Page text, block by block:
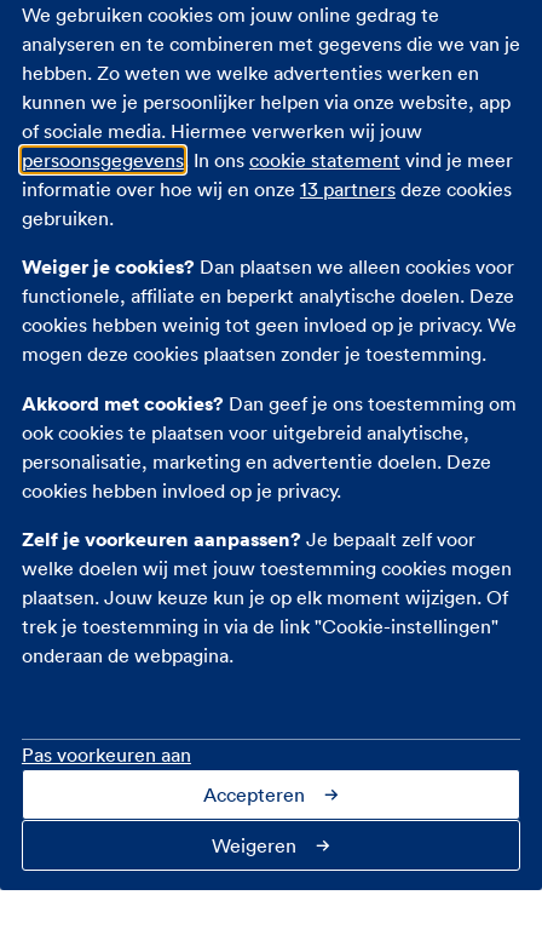
Zorgverzekering 18 jaar
Zorgverzekering zwangerschap
Zorgtoeslag
Eigen bijdrage
Zorgpremie 2026
Autoverzekering
Opstalverzekering
Inboedelverzekering
Reisverzekering
Rechtsbijstandverzekering
Ongevallenverzekering
Cookie-instellingen
We gebruiken cookies om jouw online gedrag te
analyseren en te combineren met gegevens die we van je
hebben. Zo weten we welke advertenties werken en
kunnen we je persoonlijker helpen via onze website, app
of sociale media. Hiermee verwerken wij jouw
persoonsgegevens. In ons cookie statement vind je meer
informatie over hoe wij en onze 13 partnersdeze cookies
gebruiken.
Weiger je cookies? Dan plaatsen we alleen cookies voor
functionele, affiliate en beperkt analytische doelen. Deze
cookies hebben weinig tot geen invloed op je privacy. We
mogen deze cookies plaatsen zonder je toestemming.
Akkoord met cookies? Dan geef je ons toestemming om
ook cookies te plaatsen voor uitgebreid analytische,
personalisatie, marketing en advertentie doelen. Deze
cookies hebben invloed op je privacy.
Zelf je voorkeuren aanpassen? Je bepaalt zelf voor
welke doelen wij met jouw toestemming cookies mogen
plaatsen. Jouw keuze kun je op elk moment wijzigen. Of
trek je toestemming in via de link "Cookie-instellingen"
onderaan de webpagina.
Pas voorkeuren aan
Accepteren
Weigeren